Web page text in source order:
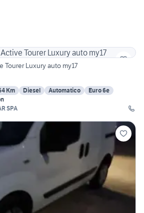
Tourer Luxury auto my17
Km Diesel Automatico
Euro 6e
SPA